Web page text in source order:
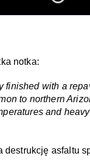
notka:
with a
to northern
and
destrukcję asfaltu